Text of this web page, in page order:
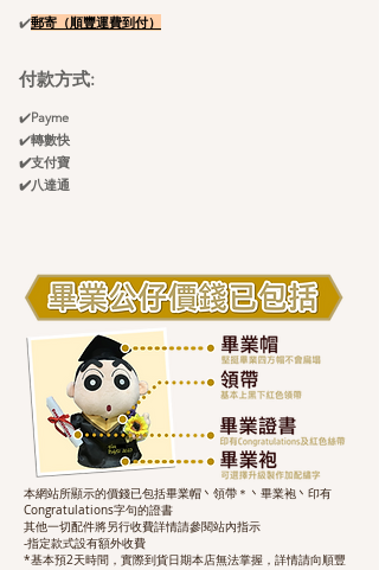
✔️郵寄（順豐運​費到付）
付款方式:
✔️Payme
✔️轉數快
✔️支付寶
✔️八達通
本網站所顯示的價錢已包括畢業帽丶領帶＊丶畢業袍丶印有
Congratulations字句的證書
其他一切配件將另行收費詳情請參閱站內指示
-指定款式設有額外收費
*基本預2天時間，實際到貨日期本店無法掌握，詳情請向順豐